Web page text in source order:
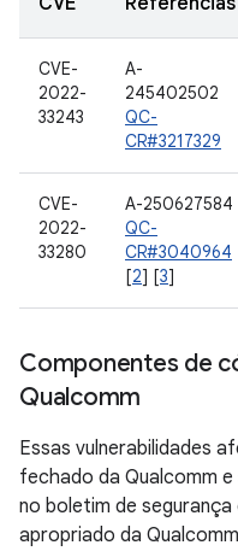
CVE-
2022-
33243
A-
245402502
QC-
CR#3217329
CVE-
2022-
33280
A-250627584
QC-
CR#3040964
[2] [3]
Componentes de
Qualcomm
Essas vulnerabilidades
fechado da Qualcomm
no boletim de
apropriado da